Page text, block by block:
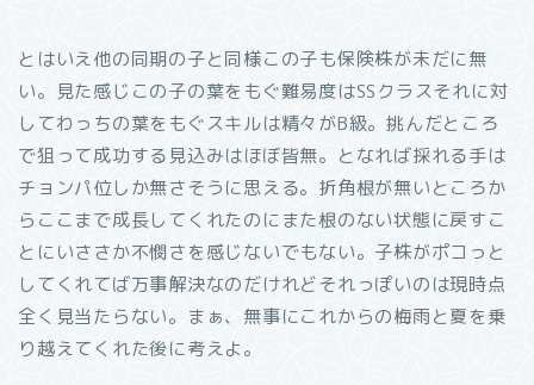
とはいえ他の同期の子と同様この子も保険株が未だに無
い。見た感じこの子の葉をもぐ難易度はSSクラスそれに対
してわっちの葉をもぐスキルは精々がB級。挑んだところ
で狙って成功する見込みはほぼ皆無。となれば採れる手は
チョンパ位しか無さそうに思える。折角根が無いところか
らここまで成長してくれたのにまた根のない状態に戻すこ
とにいささか不憫さを感じないでもない。子株がポコっと
してくれてば万事解決なのだけれどそれっぽいのは現時点
全く見当たらない。まぁ、無事にこれからの梅雨と夏を乗
り越えてくれた後に考えよ。